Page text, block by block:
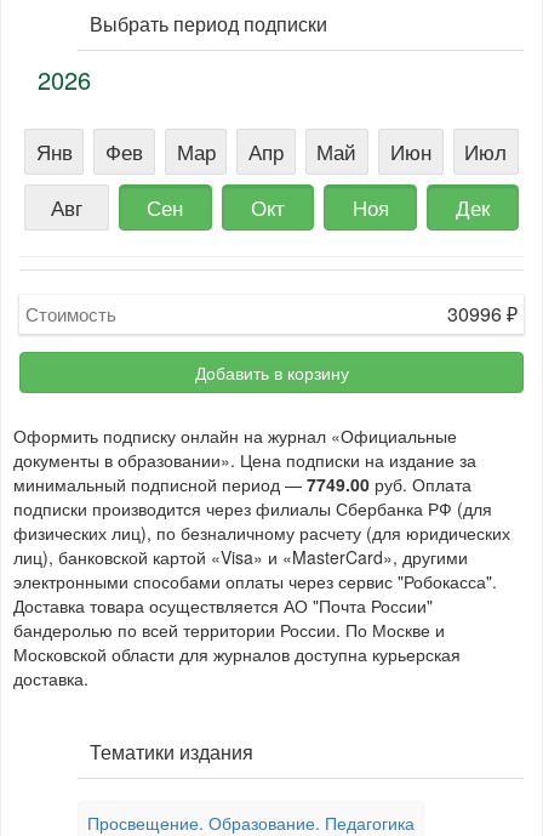
Выбрать период подписки
2026
Янв Фев Мар Апр Май Июн
Июл
Авг
Сен Окт Ноя Дек
Стоимость 30996₽
Добавить в корзину
Оформить подписку онлайн на журнал «Официальные
документы в образовании». Цена подписки на издание за
минимальный подписной период — 7749.00 руб. Оплата
подписки производится через филиалы Сбербанка РФ (для
физических лиц), по безналичному расчету (для юридических
лиц), банковской картой «Visa» и «MasterCard», другими
электронными способами оплаты через сервис "Робокасса".
Доставка товара осуществляется АО "Почта России"
бандеролью по всей территории России. По Москве и
Московской области для журналов доступна курьерская
доставка.
Тематики издания
Просвещение. Образование. Педагогика